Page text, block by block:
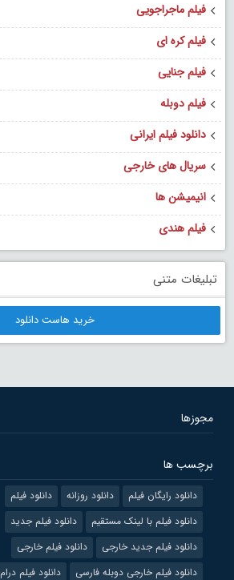
فیلم ماجراجویی
فیلم کره ای
فیلم جنایی
فیلم دوبله
دانلود فیلم ایرانی
سریال های خارجی
انیمیشن ها
فیلم هندی
تبلیغات متنی
خرید هاست دانلود
مجوزها
برچسب ها
دانلود رایگان فیلم دانلود روزانه
دانلود فیلم
دانلود فیلم با لینک مستقیم
دانلود فیلم جدید
دانلود فیلم جدید خارجی
دانلود فیلم خارجی
دانلود فیلم خارجی دوبله فارسی
دانلود فیلم درام